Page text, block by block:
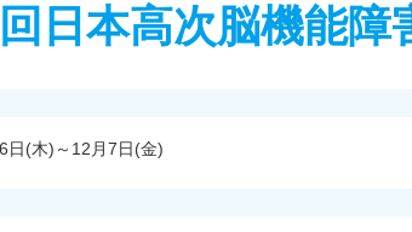
日本高次脳機能障
日(木)～12月7日(金)